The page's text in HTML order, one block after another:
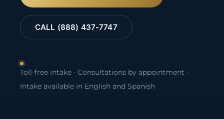
CALL (888) 437-7747
Toll-free intake · Consultations by appointment ·
Intake available in English and Spanish